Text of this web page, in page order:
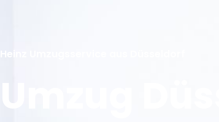
Umzug